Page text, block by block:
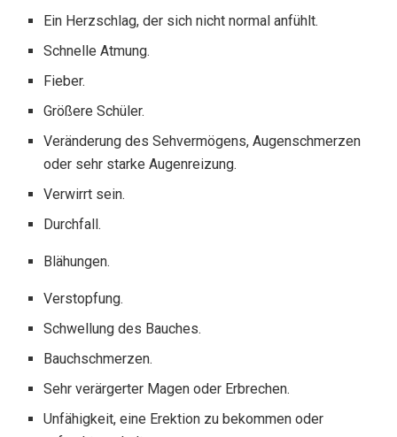
Ein Herzschlag, der sich nicht normal anfühlt.
Schnelle Atmung.
Fieber.
Größere Schüler.
Veränderung des Sehvermögens, Augenschmerzen
oder sehr starke Augenreizung.
Verwirrt sein.
Durchfall.
Blähungen.
Verstopfung.
Schwellung des Bauches.
Bauchschmerzen.
Sehr verärgerter Magen oder Erbrechen.
Unfähigkeit, eine Erektion zu bekommen oder